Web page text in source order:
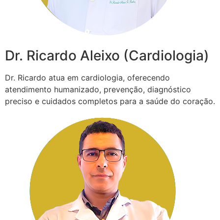
Dr. Ricardo Aleixo (Cardiologia)
Dr. Ricardo atua em cardiologia, oferecendo
atendimento humanizado, prevenção, diagnóstico
preciso e cuidados completos para a saúde do coração.